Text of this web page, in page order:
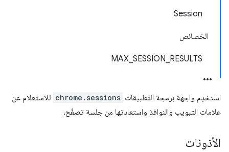
Session
الخصائص
MAX_SESSION_RESULTS
استخدِم واجهة برمجة التطبيقات chrome.sessions للاستعلام عن
علامات التبويب والنوافذ واستعادتها من جلسة تصفّح.
الأذونات